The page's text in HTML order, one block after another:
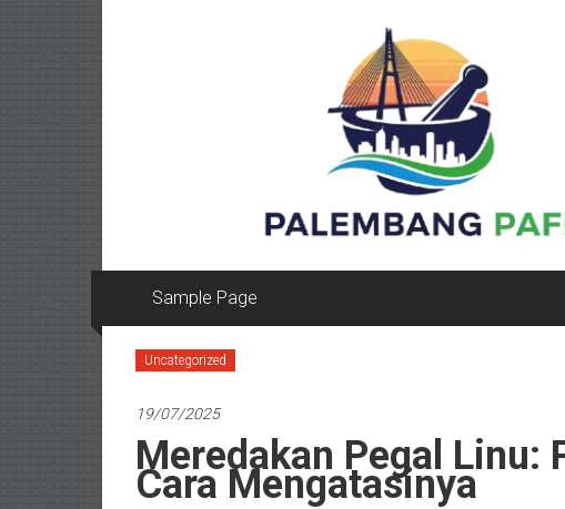
Sample Page
Uncategorized
19/07/2025
Meredakan Pegal Linu:
Cara Mengatasinya